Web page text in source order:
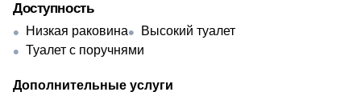
Доступность
Низкая раковина
Высокий туалет
Туалет с поручнями
Дополнительные услуги